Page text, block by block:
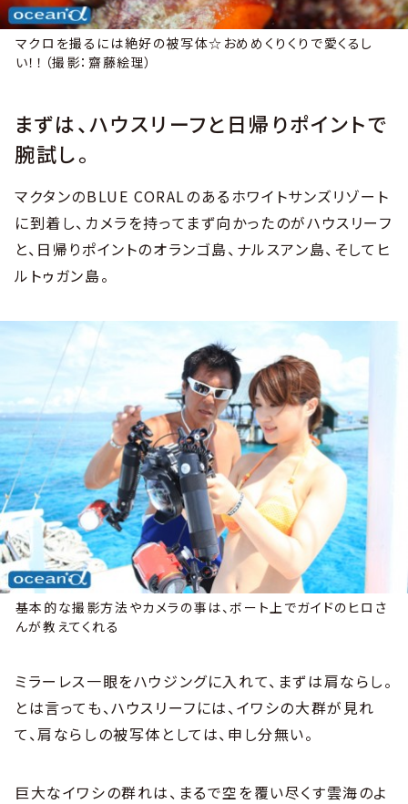
マクロを撮るには絶好の被写体☆おめめくりくりで愛くるし
い！！（撮影：齋藤絵理）
まずは、ハウスリーフと日帰りポイントで
腕試し。
マクタンのBLUE CORALのあるホワイトサンズリゾート
に到着し、カメラを持ってまず向かったのがハウスリーフ
と、日帰りポイントのオランゴ島、ナルスアン島、そしてヒ
ルトゥガン島。
基本的な撮影方法やカメラの事は、ボート上でガイドのヒロさ
んが教えてくれる
ミラーレス一眼をハウジングに入れて、まずは肩ならし。
とは言っても、ハウスリーフには、イワシの大群が見れ
て、肩ならしの被写体としては、申し分無い。
巨大なイワシの群れは、まるで空を覆い尽くす雲海のよ